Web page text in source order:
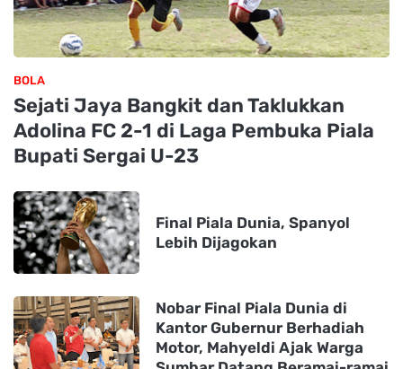
BOLA
Sejati Jaya Bangkit dan Taklukkan
Adolina FC 2-1 di Laga Pembuka Piala
Bupati Sergai U-23
Final Piala Dunia, Spanyol
Lebih Dijagokan
Nobar Final Piala Dunia di
Kantor Gubernur Berhadiah
Motor, Mahyeldi Ajak Warga